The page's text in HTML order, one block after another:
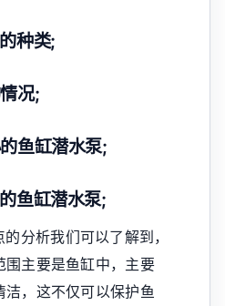
种类;
况;
鱼缸潜水泵;
鱼缸潜水泵;
分析我们可以了解到，
围主要是鱼缸中，主要
，这不仅可以保护鱼